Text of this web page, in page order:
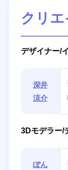
クリエ
デザイナー/
深井
涼介
3Dモデラー/
ぽん